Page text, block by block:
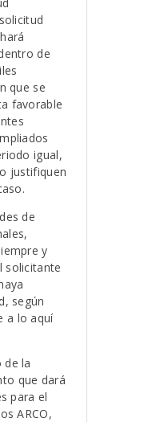
de
que se
favorable
igual,
justifiquen
de
y
solicitante
según
a lo aquí
de la
que dará
para el
ARCO,